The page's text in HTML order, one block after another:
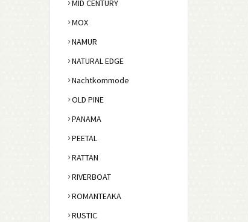
MID CENTURY
MOX
NAMUR
NATURAL EDGE
Nachtkommode
OLD PINE
PANAMA
PEETAL
RATTAN
RIVERBOAT
ROMANTEAKA
RUSTIC